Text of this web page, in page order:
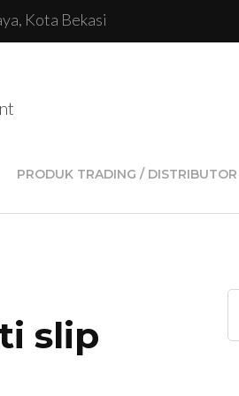
Kota Bekasi
PRODUK TRADING / DISTRIBUTOR
slip